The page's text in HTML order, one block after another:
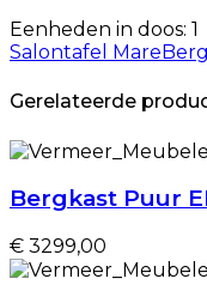
Eenheden in doos: 1
Salontafel Mare
Gerelateerde
Bergkast Puur
€ 3299,00